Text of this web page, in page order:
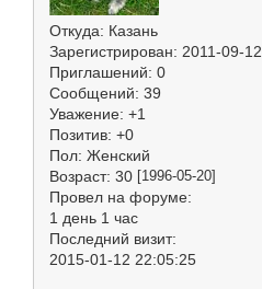
Откуда: Казань
Зарегистрирован: 2011-09-12
Приглашений: 0
Сообщений: 39
Уважение: +1
Позитив: +0
Пол: Женский
Возраст: 30 [1996-05-20]
Провел на форуме:
1 день 1 час
Последний визит:
2015-01-12 22:05:25